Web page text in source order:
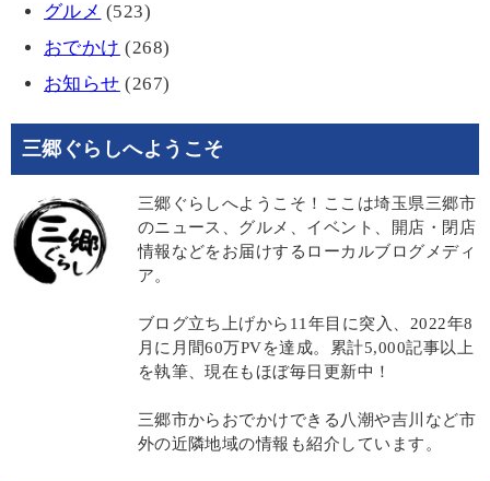
グルメ (523)
おでかけ (268)
お知らせ (267)
三郷ぐらしへようこそ
三郷ぐらしへようこそ！ここは埼玉県三郷市
のニュース、グルメ、イベント、開店・閉店
情報などをお届けするローカルブログメディ
ア。
ブログ立ち上げから11年目に突入、2022年8
月に月間60万PVを達成。累計5,000記事以上
を執筆、現在もほぼ毎日更新中！
三郷市からおでかけできる八潮や吉川など市
外の近隣地域の情報も紹介しています。